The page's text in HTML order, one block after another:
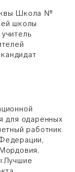
Школа №
школы
для одаренных
работник